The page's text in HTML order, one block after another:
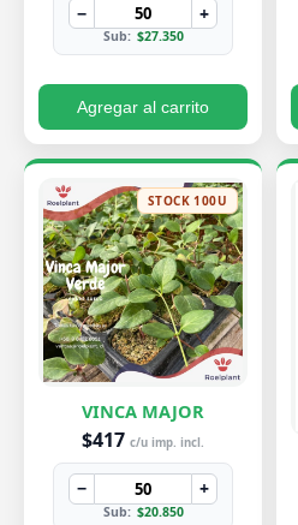
− +
Sub: $27.350
Agregar al carrito
STOCK 100U
VINCA MAJOR
$417 c/u imp. incl.
− +
Sub: $20.850